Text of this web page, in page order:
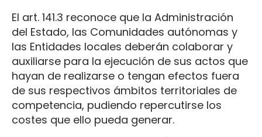
El art. 141.3 reconoce que la Administración
del Estado, las Comunidades autónomas y
las Entidades locales deberán colaborar y
auxiliarse para la ejecución de sus actos que
hayan de realizarse o tengan efectos fuera
de sus respectivos ámbitos territoriales de
competencia, pudiendo repercutirse los
costes que ello pueda generar.